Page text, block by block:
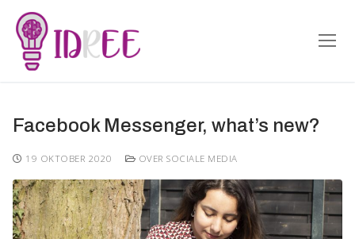
Doorgaan
naar
inhoud
Facebook Messenger, what’s new?
19 OKTOBER 2020 OVER SOCIALE MEDIA